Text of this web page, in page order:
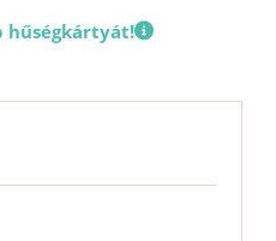
hűségkártyát!